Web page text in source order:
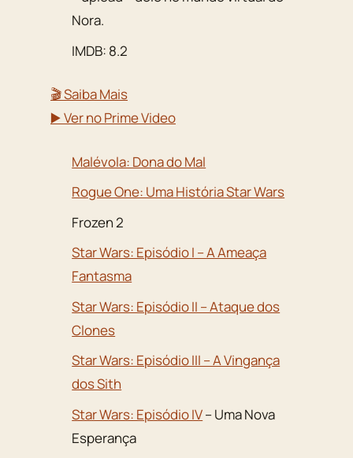
Nora.
IMDB: 8.2
🎬 Saiba Mais
▶️ Ver no Prime Video
Malévola: Dona do Mal
Rogue One: Uma História Star Wars
Frozen 2
Star Wars: Episódio I – A Ameaça
Fantasma
Star Wars: Episódio II – Ataque dos
Clones
Star Wars: Episódio III – A Vingança
dos Sith
Star Wars: Episódio IV– Uma Nova
Esperança